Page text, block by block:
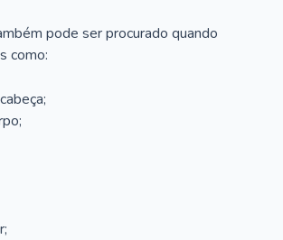
pode ser procurado quando
como: